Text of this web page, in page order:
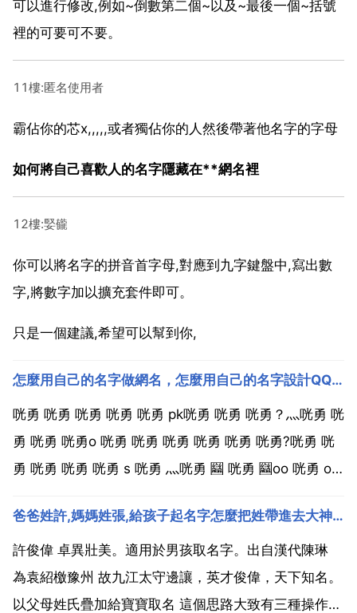
可以進行修改,例如~倒數第二個~以及~最後一個~括號
裡的可要可不要。
11樓:匿名使用者
霸佔你的芯x,,,,,或者獨佔你的人然後帶著他名字的字母
如何將自己喜歡人的名字隱藏在**網名裡
12樓:婜龓
你可以將名字的拼音首字母,對應到九字鍵盤中,寫出數
字,將數字加以擴充套件即可。
只是一個建議,希望可以幫到你,
怎麼用自己的名字做網名，怎麼用自己的名字設計QQ網名
咣勇 咣勇 咣勇 咣勇 咣勇 pk咣勇 咣勇 咣勇？灬咣勇 咣
勇 咣勇 咣勇o 咣勇 咣勇 咣勇 咣勇 咣勇 咣勇?咣勇 咣
勇 咣勇 咣勇 咣勇 s 咣勇 灬咣勇 圝 咣勇 圝oo 咣勇 o
勇 oo咣勇 卐咣勇卍 咣勇 咣勇 咣勇 咣勇...
爸爸姓許,媽媽姓張,給孩子起名字怎麼把姓帶進去大神們幫幫忙
許俊偉 卓異壯美。適用於男孩取名字。出自漢代陳琳
為袁紹檄豫州 故九江太守邊讓，英才俊偉，天下知名。
以父母姓氏疊加給寶寶取名 這個思路大致有三種操作方